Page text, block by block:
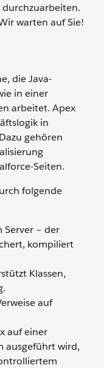
durchzuarbeiten.
warten auf Sie!
die Java-
in einer
arbeitet. Apex
in
gehören
Seiten.
folgende
Server – der
kompiliert
Klassen,
auf
auf einer
ausgeführt wird,